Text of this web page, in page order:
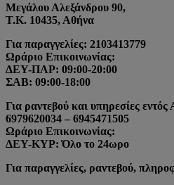
Μεγάλου Αλεξάνδρου 90,
Τ.Κ. 10435, Αθήνα
Για παραγγελίες: 2103413779
Ωράριο Επικοινωνίας:
ΔΕΥ-ΠΑΡ: 09:00-20:00
ΣΑΒ: 09:00-18:00
Για ραντεβού και υπηρεσίες εντός
6979620034 – 6945471505
Ωράριο Επικοινωνίας:
ΔΕΥ-ΚΥΡ: Όλο το 24ωρο
Για παραγγελίες, ραντεβού,